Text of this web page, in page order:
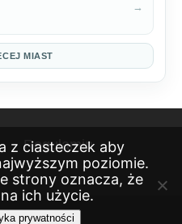
→
MIAST
Regulamin
z ciasteczek aby
poziomie.
strony oznacza, że
ich użycie.
prywatności